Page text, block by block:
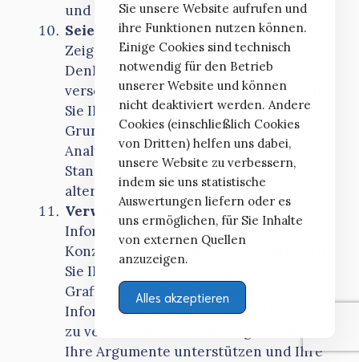
und Zitierweise.
Seien Sie kritisch und reflektiert:
Zeigen Sie in Ihrer Hausarbeit kritisches
Denken und Reflexion. Diskutieren Sie
verschiedene Perspektiven und zeigen
Sie Ihre eigene Meinung auf der
Grundlage Ihrer Forschungen und
Analysen. Begründen Sie Ihre
Standpunkte und seien Sie offen für
alternative Ansätze.
Verwenden Sie Visualisierungen
Informatik beinhaltet oft komplexe
Konzepte und Daten. Veranschaulichen
Sie Ihre Arbeit durch Diagramme,
Grafiken oder Tabellen, um
Informationen besser darzustellen und
zu verstehen. Visualisierungen können
Ihre Argumente unterstützen und Ihre
Sie unsere Website aufrufen und
ihre Funktionen nutzen können.
Einige Cookies sind technisch
notwendig für den Betrieb
unserer Website und können
nicht deaktiviert werden. Andere
Cookies (einschließlich Cookies
von Dritten) helfen uns dabei,
unsere Website zu verbessern,
indem sie uns statistische
Auswertungen liefern oder es
uns ermöglichen, für Sie Inhalte
von externen Quellen
anzuzeigen.
Alles akzeptieren